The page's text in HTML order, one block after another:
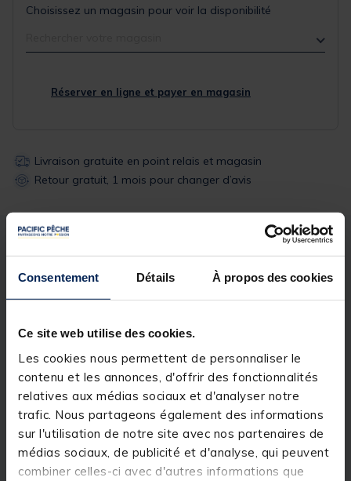
Consentement Détails À propos des cookies
Ce site web utilise des cookies.
Les cookies nous permettent de personnaliser le
contenu et les annonces, d'offrir des fonctionnalités
relatives aux médias sociaux et d'analyser notre
trafic. Nous partageons également des informations
sur l'utilisation de notre site avec nos partenaires de
médias sociaux, de publicité et d'analyse, qui peuvent
combiner celles-ci avec d'autres informations que
Choisissez un magasin pour voir la disponibilité
Réserver en ligne et payer en magasin
Livraison gratuite en point relais et magasin
Retour gratuit, 1 mois pour changer d’avis
Description & détails
Description
Mouche idéale pour la pêche de la truite et de
l’ombre.
Spécifications